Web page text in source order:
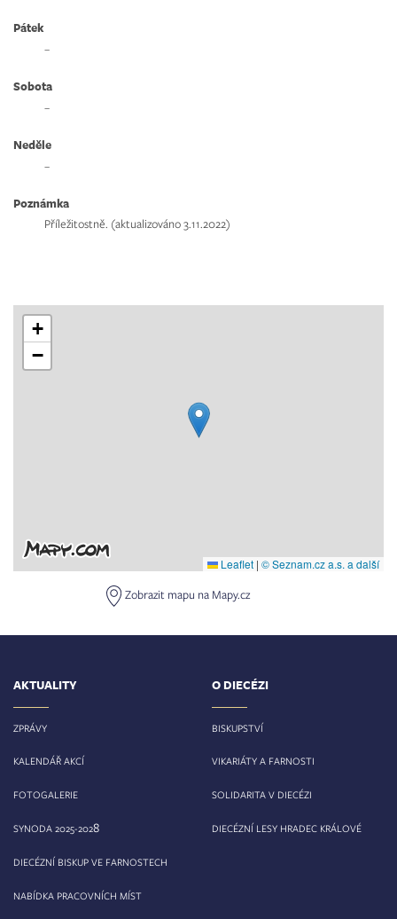
Pátek
–
Sobota
–
Neděle
–
Poznámka
Příležitostně. (aktualizováno 3.11.2022)
+
−
Leaflet | © Seznam.cz a.s. a další
Zobrazit mapu na Mapy.cz
AKTUALITY
ZPRÁVY
KALENDÁŘ AKCÍ
FOTOGALERIE
SYNODA 2025-2028
DIECÉZNÍ BISKUP VE FARNOSTECH
NABÍDKA PRACOVNÍCH MÍST
O DIECÉZI
BISKUPSTVÍ
VIKARIÁTY A FARNOSTI
SOLIDARITA V DIECÉZI
DIECÉZNÍ LESY HRADEC KRÁLOVÉ